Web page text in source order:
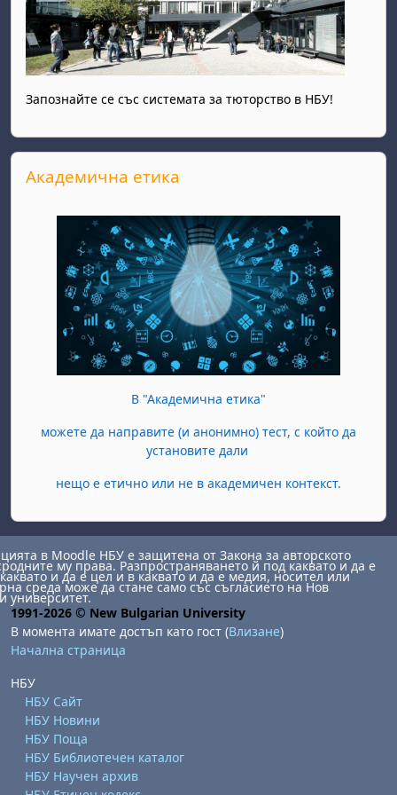
Запознайте се със системата за тюторство в НБУ!
Прескочи Академична етика
Академична етика
В "Академична етика"
можете да направите (и анонимно) тест, с който да
установите дали
нещо е етично или не в академичен контекст.
в Moodle НБУ е защитена от Закона за авторското
му права. Разпространяването й под каквато и да е
и да е цел и в каквато и да е медия, носител или
среда може да стане само със съгласието на Нов
университет.
1991-2026 © New Bulgarian University
В момента имате достъп като гост (Влизане)
Начална страница
НБУ
НБУ Сайт
НБУ Новини
НБУ Поща
НБУ Библиотечен каталог
НБУ Научен архив